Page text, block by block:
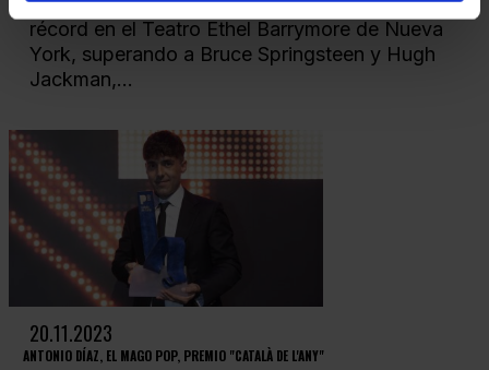
récord en el Teatro Ethel Barrymore de Nueva
York, superando a Bruce Springsteen y Hugh
Jackman,...
20.11.2023
ANTONIO DÍAZ, EL MAGO POP, PREMIO "CATALÀ DE L'ANY"